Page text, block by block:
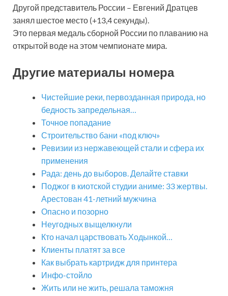
Другой представитель России – Евгений Дратцев
занял шестое место (+13,4 секунды).
Это первая медаль сборной России по плаванию на
открытой воде на этом чемпионате мира.
Другие материалы номера
Чистейшие реки, первозданная природа, но
бедность запредельная…
Точное попадание
Строительство бани «под ключ»
Ревизии из нержавеющей стали и сфера их
применения
Рада: день до выборов. Делайте ставки
Поджог в киотской студии аниме: 33 жертвы.
Арестован 41-летний мужчина
Опасно и позорно
Неугодных выщелкнули
Кто начал царствовать Ходынкой…
Клиенты платят за все
Как выбрать картридж для принтера
Инфо-стойло
Жить или не жить, решала таможня